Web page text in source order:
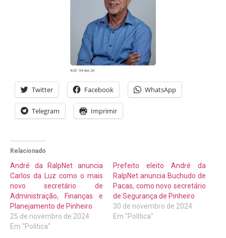
Twitter Facebook WhatsApp
Telegram Imprimir
Relacionado
André da RalpNet anuncia
Carlos da Luz como o mais
novo secretário de
Administração, Finanças e
Planejamento de Pinheiro
25 de novembro de 2024
Em "Política"
Prefeito eleito André da
RalpNet anuncia Buchudo de
Pacas, como novo secretário
de Segurança de Pinheiro
30 de novembro de 2024
Em "Política"